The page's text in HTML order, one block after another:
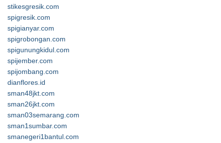
stikesgresik.com
spigresik.com
spigianyar.com
spigrobongan.com
spigunungkidul.com
spijember.com
spijombang.com
dianflores.id
sman48jkt.com
sman26jkt.com
sman03semarang.com
sman1sumbar.com
smanegeri1bantul.com